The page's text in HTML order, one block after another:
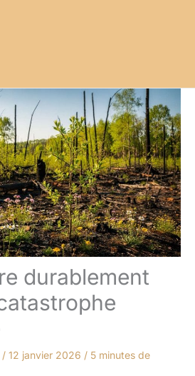
durablement
/ 12 janvier 2026 / 5 minutes de